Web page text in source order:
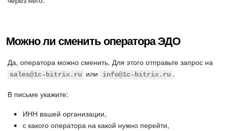
ВХОД
Можно ли сменить оператора ЭДО
Да, оператора можно сменить. Для этого отправьте запрос на
sales@1c-bitrix.ru или info@1c-bitrix.ru .
В письме укажите:
ИНН вашей организации,
с какого оператора на какой нужно перейти,